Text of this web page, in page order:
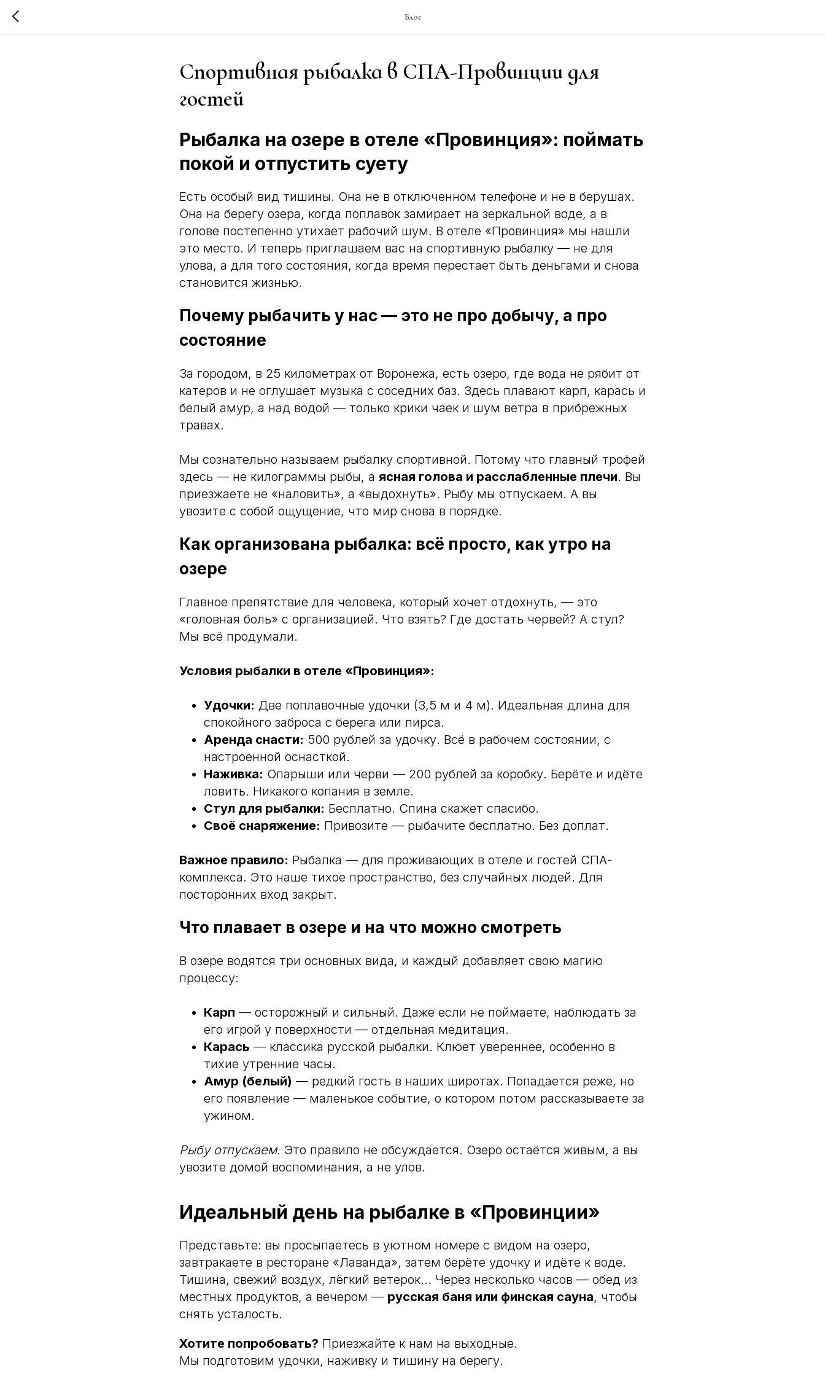
Блог
Спортивная рыбалка в СПА-Провинции для
гостей
Рыбалка на озере в отеле «Провинция»: поймать
покой и отпустить суету
Есть особый вид тишины. Она не в отключенном телефоне и не в берушах.
Она на берегу озера, когда поплавок замирает на зеркальной воде, а в
голове постепенно утихает рабочий шум. В отеле «Провинция» мы нашли
это место. И теперь приглашаем вас на спортивную рыбалку — не для
улова, а для того состояния, когда время перестает быть деньгами и снова
становится жизнью.
Почему рыбачить у нас — это не про добычу, а про
состояние
За городом, в 25 километрах от Воронежа, есть озеро, где вода не рябит от
катеров и не оглушает музыка с соседних баз. Здесь плавают карп, карась и
белый амур, а над водой — только крики чаек и шум ветра в прибрежных
травах.
Мы сознательно называем рыбалку спортивной. Потому что главный трофей
здесь — не килограммы рыбы, а ясная голова и расслабленные плечи. Вы
приезжаете не «наловить», а «выдохнуть». Рыбу мы отпускаем. А вы
увозите с собой ощущение, что мир снова в порядке.
Как организована рыбалка: всё просто, как утро на
озере
Главное препятствие для человека, который хочет отдохнуть, — это
«головная боль» с организацией. Что взять? Где достать червей? А стул?
Мы всё продумали.
Условия рыбалки в отеле «Провинция»:
Удочки: Две поплавочные удочки (3,5 м и 4 м). Идеальная длина для
спокойного заброса с берега или пирса.
Аренда снасти: 500 рублей за удочку. Всё в рабочем состоянии, с
настроенной оснасткой.
Наживка: Опарыши или черви — 200 рублей за коробку. Берёте и идёте
ловить. Никакого копания в земле.
Стул для рыбалки: Бесплатно. Спина скажет спасибо.
Своё снаряжение: Привозите — рыбачите бесплатно. Без доплат.
Важное правило: Рыбалка — для проживающих в отеле и гостей СПА-
комплекса. Это наше тихое пространство, без случайных людей. Для
посторонних вход закрыт.
Что плавает в озере и на что можно смотреть
В озере водятся три основных вида, и каждый добавляет свою магию
процессу:
Карп — осторожный и сильный. Даже если не поймаете, наблюдать за
его игрой у поверхности — отдельная медитация.
Карась — классика русской рыбалки. Клюет увереннее, особенно в
тихие утренние часы.
Амур (белый) — редкий гость в наших широтах. Попадается реже, но
его появление — маленькое событие, о котором потом рассказываете за
ужином.
Рыбу отпускаем. Это правило не обсуждается. Озеро остаётся живым, а вы
увозите домой воспоминания, а не улов.
Идеальный день на рыбалке в «Провинции»
Представьте: вы просыпаетесь в уютном номере с видом на озеро,
завтракаете в ресторане «Лаванда», затем берёте удочку и идёте к воде.
Тишина, свежий воздух, лёгкий ветерок... Через несколько часов — обед из
местных продуктов, а вечером — русская баня или финская сауна, чтобы
снять усталость.
Хотите попробовать? Приезжайте к нам на выходные.
Мы подготовим удочки, наживку и тишину на берегу.